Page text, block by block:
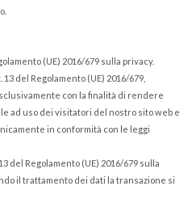
(UE) 2016/679 sulla privacy.
del Regolamento (UE) 2016/679,
con la finalità di rendere
ad uso dei visitatori del nostro sito web e
in conformità con le leggi
del Regolamento (UE) 2016/679 sulla
il trattamento dei dati la transazione si